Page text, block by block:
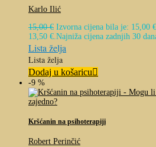
Karlo Ilić
15,00€ Izvorna cijena bila je: 15,00 €.
13,50 €. Najniža cijena zadnjih 30
Lista želja
Lista želja
Dodaj u košaricu
-9 %
Kršćanin na psihoterapiji
Robert Perinčić